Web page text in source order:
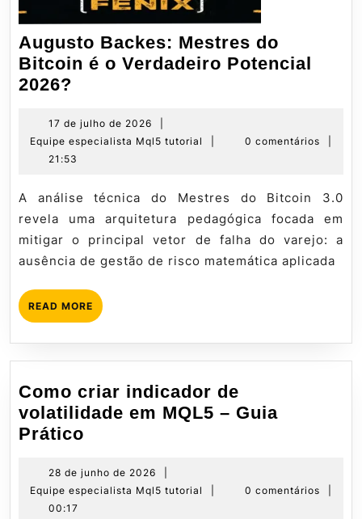
Augusto Backes: Mestres do
Bitcoin é o Verdadeiro Potencial
2026?
Mestres
do
Bitcoin
o
Verdadeiro
Potencial
2026?
17 de julho de 2026
17
de
2026
Equipe especialista Mql5 tutorial
Equipe
tutorial
0 comentários
21:53
A análise técnica do Mestres do Bitcoin 3.0
revela uma arquitetura pedagógica focada em
mitigar o principal vetor de falha do varejo: a
ausência de gestão de risco matemática aplicada
READ MORE READ
MORE
Como criar indicador de
volatilidade em MQL5 – Guia
Prático
indicador
de
28 de junho de 2026
de
Equipe especialista Mql5 tutorial
0 comentários
00:17